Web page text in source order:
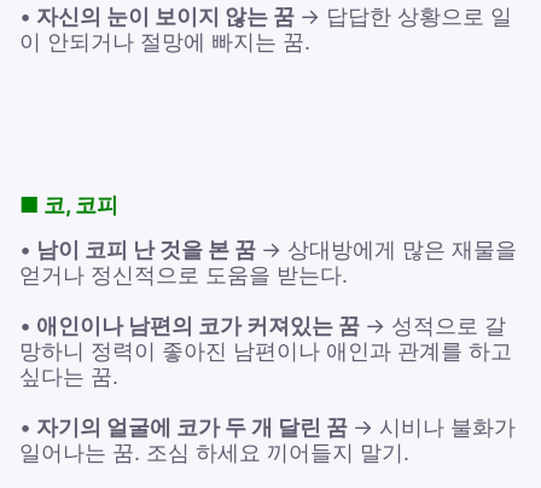
• 자신의 눈이 보이지 않는 꿈 → 답답한 상황으로 일
이 안되거나 절망에 빠지는 꿈.
■ 코, 코피
• 남이 코피 난 것을 본 꿈 → 상대방에게 많은 재물을
얻거나 정신적으로 도움을 받는다.
• 애인이나 남편의 코가 커져있는 꿈 → 성적으로 갈
망하니 정력이 좋아진 남편이나 애인과 관계를 하고
싶다는 꿈.
• 자기의 얼굴에 코가 두 개 달린 꿈 → 시비나 불화가
일어나는 꿈. 조심 하세요 끼어들지 말기.